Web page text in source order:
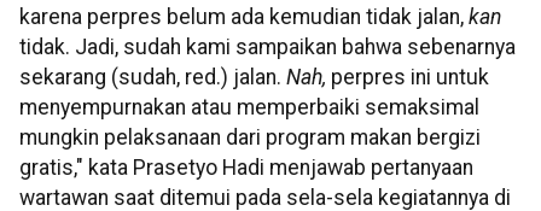
karena perpres belum ada kemudian tidak jalan, kan
tidak. Jadi, sudah kami sampaikan bahwa sebenarnya
sekarang (sudah, red.) jalan. Nah, perpres ini untuk
menyempurnakan atau memperbaiki semaksimal
mungkin pelaksanaan dari program makan bergizi
gratis," kata Prasetyo Hadi menjawab pertanyaan
wartawan saat ditemui pada sela-sela kegiatannya di